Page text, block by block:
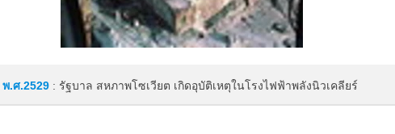
พ.ศ.2529 : รัฐบาล สหภาพโซเวียต เกิดอุบัติเหตุในโรงไฟฟ้าพลังนิวเคลียร์